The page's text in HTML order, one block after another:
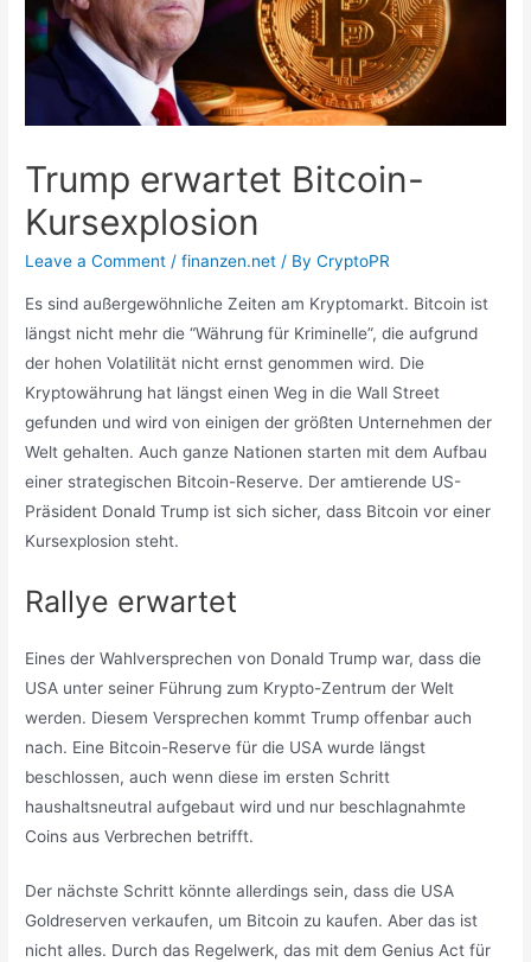
Trump erwartet Bitcoin-
Kursexplosion
Leave a Comment /finanzen.net / ByCryptoPR
Es sind außergewöhnliche Zeiten am Kryptomarkt. Bitcoin ist
längst nicht mehr die “Währung für Kriminelle”, die aufgrund
der hohen Volatilität nicht ernst genommen wird. Die
Kryptowährung hat längst einen Weg in die Wall Street
gefunden und wird von einigen der größten Unternehmen der
Welt gehalten. Auch ganze Nationen starten mit dem Aufbau
einer strategischen Bitcoin-Reserve. Der amtierende US-
Präsident Donald Trump ist sich sicher, dass Bitcoin vor einer
Kursexplosion steht.
Rallye erwartet
Eines der Wahlversprechen von Donald Trump war, dass die
USA unter seiner Führung zum Krypto-Zentrum der Welt
werden. Diesem Versprechen kommt Trump offenbar auch
nach. Eine Bitcoin-Reserve für die USA wurde längst
beschlossen, auch wenn diese im ersten Schritt
haushaltsneutral aufgebaut wird und nur beschlagnahmte
Coins aus Verbrechen betrifft.
Der nächste Schritt könnte allerdings sein, dass die USA
Goldreserven verkaufen, um Bitcoin zu kaufen. Aber das ist
nicht alles. Durch das Regelwerk, das mit dem Genius Act für